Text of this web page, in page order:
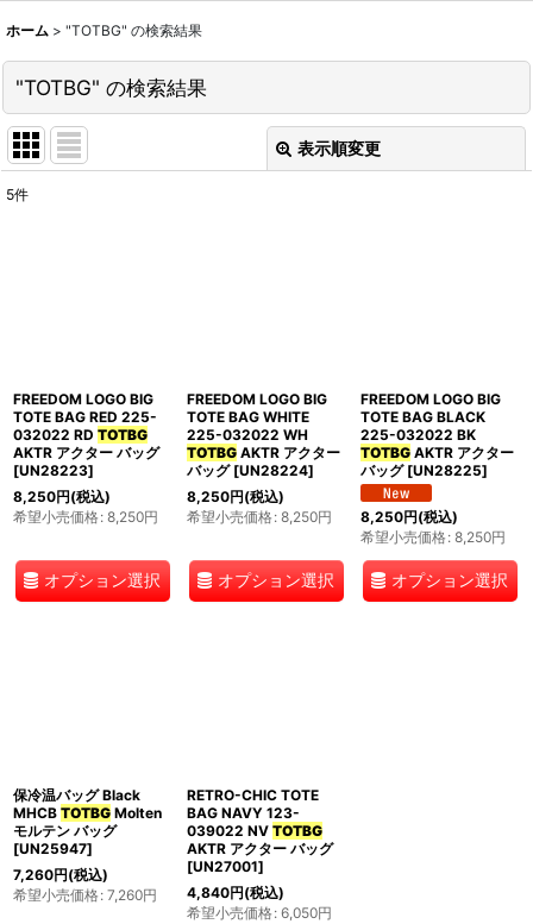
ホーム > "TOTBG" の検索結果
"TOTBG" の検索結果
表示順変更
絞り込む
5件
FREEDOM LOGO BIG
TOTE BAG RED 225-
032022 RD TOTBG
AKTR アクター バッグ
[UN28223]
8,250円(税込)
希望小売価格: 8,250円
オプション選択
FREEDOM LOGO BIG
TOTE BAG WHITE
225-032022 WH
TOTBGAKTR アクター
バッグ [UN28224]
8,250円(税込)
希望小売価格: 8,250円
オプション選択
FREEDOM LOGO BIG
TOTE BAG BLACK
225-032022 BK
TOTBGAKTR アクター
バッグ [UN28225]
8,250円(税込)
希望小売価格: 8,250円
オプション選択
保冷温バッグ Black
MHCB TOTBG Molten
モルテン バッグ
[UN25947]
7,260円(税込)
希望小売価格: 7,260円
RETRO-CHIC TOTE
BAG NAVY 123-
039022 NV TOTBG
AKTR アクター バッグ
[UN27001]
4,840円(税込)
希望小売価格: 6,050円